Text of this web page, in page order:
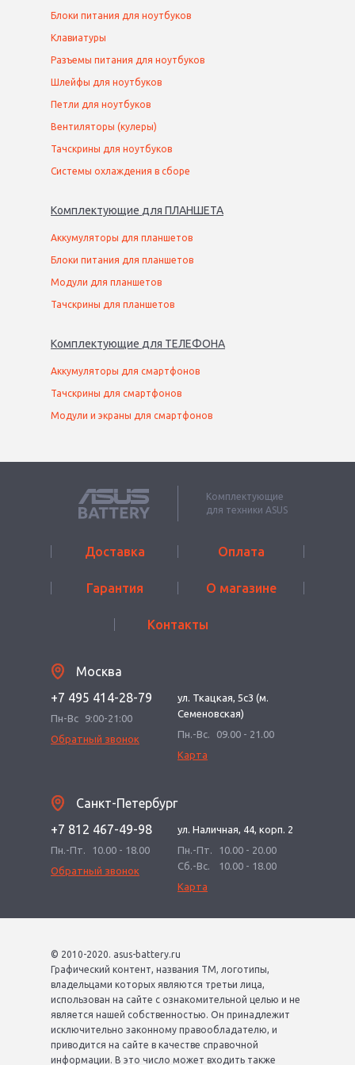
Блоки питания для ноутбуков
Клавиатуры
Разъемы питания для ноутбуков
Шлейфы для ноутбуков
Петли для ноутбуков
Вентиляторы (кулеры)
Тачскрины для ноутбуков
Системы охлаждения в сборе
Комплектующие для ПЛАНШЕТА
Аккумуляторы для планшетов
Блоки питания для планшетов
Модули для планшетов
Тачскрины для планшетов
Комплектующие для ТЕЛЕФОНА
Аккумуляторы для смартфонов
Тачскрины для смартфонов
Модули и экраны для смартфонов
Комплектующие
для техники ASUS
Доставка Оплата
Гарантия О магазине
Контакты
Москва
+7 495 414-28-79
Пн-Вс
9:00-21:00
Обратный звонок
ул. Ткацкая, 5с3 (м.
Семеновская)
Пн.-Вс.
09.00 - 21.00
Карта
Санкт-Петербург
+7 812 467-49-98
Пн.-Пт.
10.00 - 18.00
Обратный звонок
ул. Наличная, 44, корп. 2
Пн.-Пт.
10.00 - 20.00
Сб.-Вс.
10.00 - 18.00
Карта
© 2010-2020. asus-battery.ru
Графический контент, названия ТМ, логотипы,
владельцами которых являются третьи лица,
использован на сайте с ознакомительной целью и не
является нашей собственностью. Он принадлежит
исключительно законному правообладателю, и
приводится на сайте в качестве справочной
информации. В это число может входить также